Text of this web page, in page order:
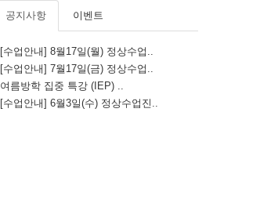
공지사항 이벤트
[수업안내] 8월17일(월) 정상수업..
[수업안내] 7월17일(금) 정상수업..
여름방학 집중 특강 (IEP) ..
[수업안내] 6월3일(수) 정상수업진..